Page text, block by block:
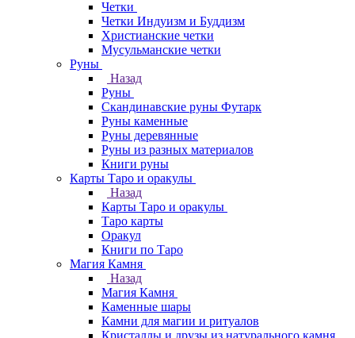
Четки
Четки Индуизм и Буддизм
Христианские четки
Мусульманские четки
Руны
Назад
Руны
Скандинавские руны Футарк
Руны каменные
Руны деревянные
Руны из разных материалов
Книги руны
Карты Таро и оракулы
Назад
Карты Таро и оракулы
Таро карты
Оракул
Книги по Таро
Магия Камня
Назад
Магия Камня
Каменные шары
Камни для магии и ритуалов
Кристаллы и друзы из натурального камня